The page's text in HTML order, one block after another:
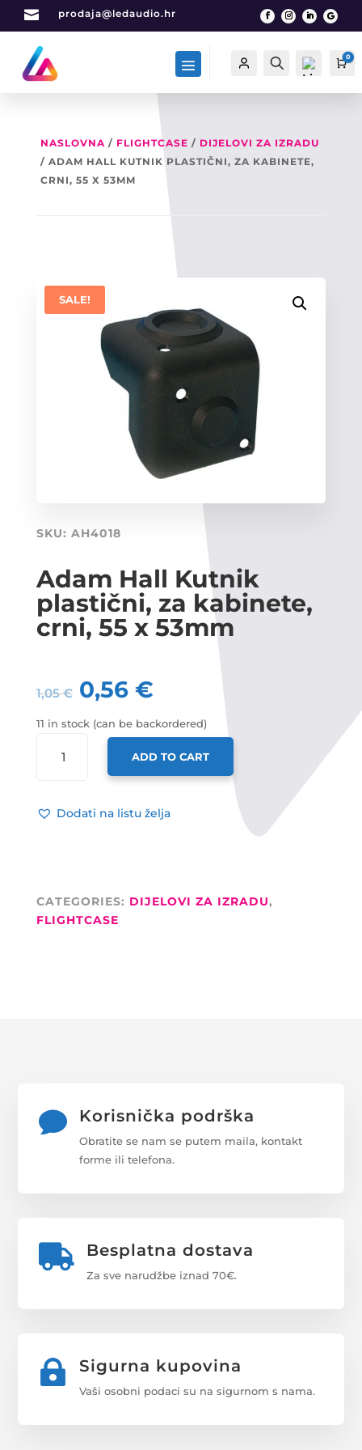
 prodaja@ledaudio.hr
Račun Traži
List
0
NASLOVNA/ FLIGHTCASE / DIJELOVI ZA IZRADU
/ ADAM HALL KUTNIK PLASTIČNI, ZA KABINETE,
CRNI, 55 X 53MM
SKU: AH4018
Adam Hall Kutnik
plastični, za kabinete,
crni, 55 x 53mm
1,05€ 0,56 €
11 in stock (can be backordered)
HALL
ZA
53MM
QUANTITY
ADD TO CART
Dodati na listu želja
SALE!
CATEGORIES: DIJELOVI ZA IZRADU,
FLIGHTCASE
 Korisnička podrška
Obratite se nam se putem maila, kontakt
forme ili telefona.
 Besplatna dostava
Za sve narudžbe iznad 70€.
 Sigurna kupovina
Vaši osobni podaci su na sigurnom s nama.